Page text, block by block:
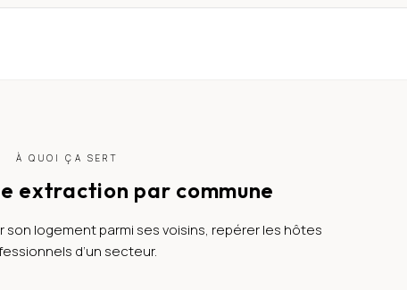
À QUOI ÇA SERT
extraction par commune
son logement parmi ses voisins, repérer les hôtes
d’un secteur.